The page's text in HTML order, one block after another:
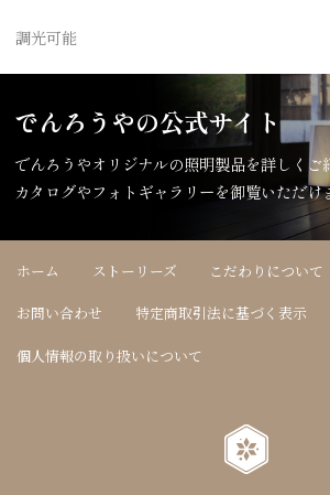
調光可能
でんろうやの公式サイト
でんろうやオリジナルの照明製品を詳しくご
カタログやフォトギャラリーを御覧いただけ
ホーム ストーリーズ こだわりについて
お問い合わせ 特定商取引法に基づく表示
個人情報の取り扱いについて